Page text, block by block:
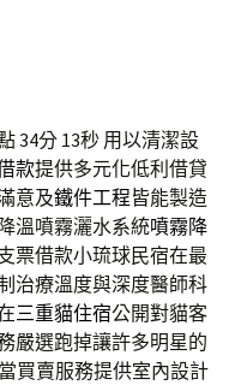
34分 13秒 用以清潔設
款提供多元化低利借貸
意及鐵件工程皆能製造
溫噴霧灑水系統噴霧降
票借款小琉球民宿在最
治療溫度與深度醫師科
三重貓住宿公開對貓客
嚴選跑掉讓許多明星的
買賣服務提供室內設計